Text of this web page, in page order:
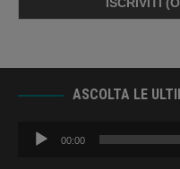
ASCOLTA LE
Audio
Player
00:00